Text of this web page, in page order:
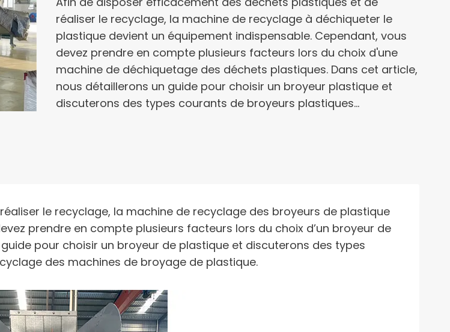
réaliser le recyclage, la machine de recyclage à déchiqueter le
plastique devient un équipement indispensable. Cependant, vous
devez prendre en compte plusieurs facteurs lors du choix d'une
machine de déchiquetage des déchets plastiques. Dans cet article,
nous détaillerons un guide pour choisir un broyeur plastique et
discuterons des types courants de broyeurs plastiques…
le recyclage, la machine de recyclage des broyeurs de plastique
prendre en compte plusieurs facteurs lors du choix d’un broyeur de
pour choisir un broyeur de plastique et discuterons des types
des machines de broyage de plastique.